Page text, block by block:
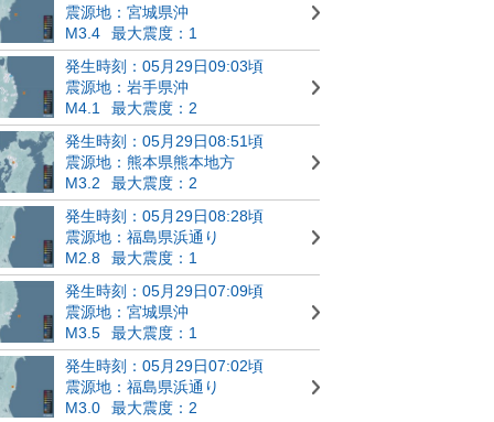
震源地：宮城県沖
M3.4
最大震度：1
発生時刻：05月29日09:03頃
震源地：岩手県沖
M4.1
最大震度：2
発生時刻：05月29日08:51頃
震源地：熊本県熊本地方
M3.2
最大震度：2
発生時刻：05月29日08:28頃
震源地：福島県浜通り
M2.8
最大震度：1
発生時刻：05月29日07:09頃
震源地：宮城県沖
M3.5
最大震度：1
発生時刻：05月29日07:02頃
震源地：福島県浜通り
M3.0
最大震度：2